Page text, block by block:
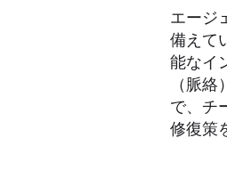
エージ
備えて
能なイ
（脈
で、チ
修復策